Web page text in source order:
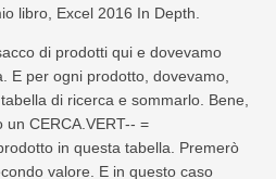
libro, Excel 2016 In Depth.
di prodotti qui e dovevamo
E per ogni prodotto, dovevamo,
di ricerca e sommarlo. Bene,
CERCA.VERT-- =
in questa tabella. Premerò
valore. E in questo caso